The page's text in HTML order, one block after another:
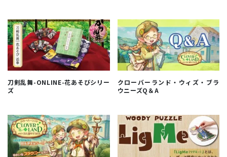
刀剣乱舞-ONLINE-花あそびシリー
ズ
クローバーランド・ウィズ・ブラ
ウニーズQ＆A